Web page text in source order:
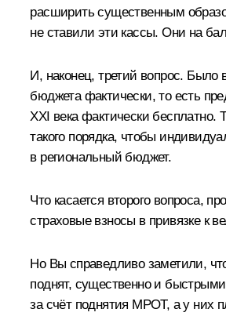
расширить существенным
не ставили эти кассы. Они на
И, наконец, третий вопрос. Было
бюджета фактически, то есть
XXI века фактически бесплатно.
такого порядка, чтобы
в региональный бюджет.
Что касается второго вопроса,
страховые взносы в привязке к
Но Вы справедливо заметили,
поднят, существенно и
за счёт поднятия МРОТ, а у них